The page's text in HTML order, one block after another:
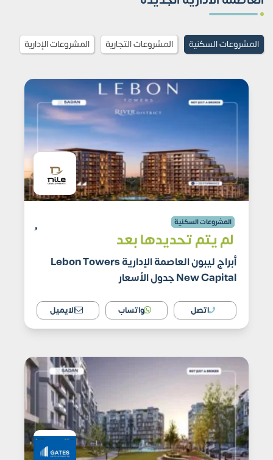
المشروعات السكنية المشروعات التجارية المشروعات الإدارية
المشروعات السكنية
لم يتم تحديدها بعد
أبراج ليبون العاصمة الإدارية Lebon Towers
New Capital جدول الأسعار
اتصل واتساب الايميل